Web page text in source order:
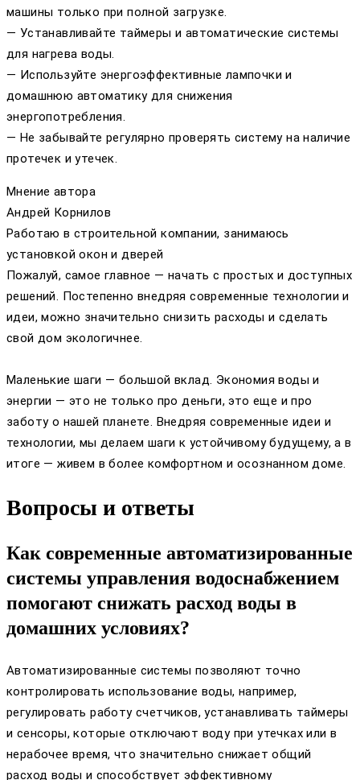
машины только при полной загрузке.
— Устанавливайте таймеры и автоматические системы
для нагрева воды.
— Используйте энергоэффективные лампочки и
домашнюю автоматику для снижения
энергопотребления.
— Не забывайте регулярно проверять систему на наличие
протечек и утечек.
Мнение автора
Андрей Корнилов
Работаю в строительной компании, занимаюсь
установкой окон и дверей
Пожалуй, самое главное — начать с простых и доступных
решений. Постепенно внедряя современные технологии и
идеи, можно значительно снизить расходы и сделать
свой дом экологичнее.
Маленькие шаги — большой вклад. Экономия воды и
энергии — это не только про деньги, это еще и про
заботу о нашей планете. Внедряя современные идеи и
технологии, мы делаем шаги к устойчивому будущему, а в
итоге — живем в более комфортном и осознанном доме.
Вопросы и ответы
Как современные автоматизированные
системы управления водоснабжением
помогают снижать расход воды в
домашних условиях?
Автоматизированные системы позволяют точно
контролировать использование воды, например,
регулировать работу счетчиков, устанавливать таймеры
и сенсоры, которые отключают воду при утечках или в
нерабочее время, что значительно снижает общий
расход воды и способствует эффективному